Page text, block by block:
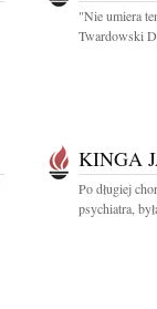
"Nie umiera
Twardowski
KINGA
Po długiej
psychiatra,